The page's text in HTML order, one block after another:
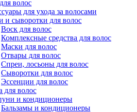
волос
для ухода за волосами
и сыворотки для волос
Воск для волос
Комплексные средства для волос
Маски для волос
Отвары для волос
Спреи, лосьоны для волос
Сыворотки для волос
Эссенции для волос
для волос
и кондиционеры
Бальзамы и кондиционеры